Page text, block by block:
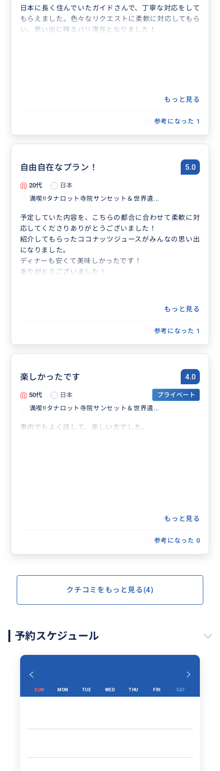
日本に長く住んでいたガイドさんで、丁寧な対応をして
もらえました。色々なリクエストに柔軟に対応してもら
い、思い出に残るバリ滞在となりました！
もっと見る
参考になった 1
自由自在なプラン！ 5.0
20代
日本
満喫‼️タナロット寺院サンセット＆世界遺...
予定していた内容を、こちらの都合に合わせて柔軟に対
応してくださりありがとうございました！
紹介してもらったココナッツジュースがみんなの思い出
になりました。
ディナーも安くて美味しかったです！
ありがとうございました！
もっと見る
参考になった 1
楽しかったです 4.0
50代 日本
プライベート
満喫‼️タナロット寺院サンセット＆世界遺...
車内でもよく話して、楽しい方でした。
もっと見る
参考になった 0
クチコミをもっと見る(4)
予約スケジュール
SUN MON TUE WED THU FRI SAT